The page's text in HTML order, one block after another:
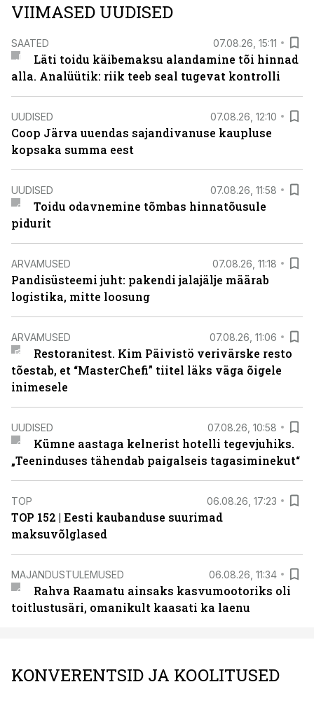
VIIMASED UUDISED
SAATED 07.08.26, 15:11
Läti toidu käibemaksu alandamine tõi hinnad
alla. Analüütik: riik teeb seal tugevat kontrolli
UUDISED 07.08.26, 12:10
Coop Järva uuendas sajandivanuse kaupluse
kopsaka summa eest
UUDISED 07.08.26, 11:58
Toidu odavnemine tõmbas hinnatõusule
pidurit
ARVAMUSED 07.08.26, 11:18
Pandisüsteemi juht: pakendi jalajälje määrab
logistika, mitte loosung
ARVAMUSED 07.08.26, 11:06
Restoranitest. Kim Päivistö verivärske resto
tõestab, et “MasterChefi” tiitel läks väga õigele
inimesele
UUDISED 07.08.26, 10:58
Kümne aastaga kelnerist hotelli tegevjuhiks.
„Teeninduses tähendab paigalseis tagasiminekut“
TOP 06.08.26, 17:23
TOP 152 | Eesti kaubanduse suurimad
maksuvõlglased
MAJANDUSTULEMUSED 06.08.26, 11:34
Rahva Raamatu ainsaks kasvumootoriks oli
toitlustusäri, omanikult kaasati ka laenu
KONVERENTSID JA KOOLITUSED